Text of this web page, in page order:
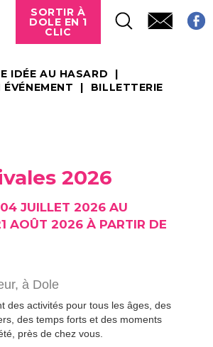
SORTIR À
DOLE EN 1
CLIC
IDÉE AU HASARD
BILLETTERIE
2026
JUILLET 2026 AU
AOÛT 2026 À PARTIR DE
à Dole
des activités pour tous les âges, des
des temps forts et des moments
près de chez vous.